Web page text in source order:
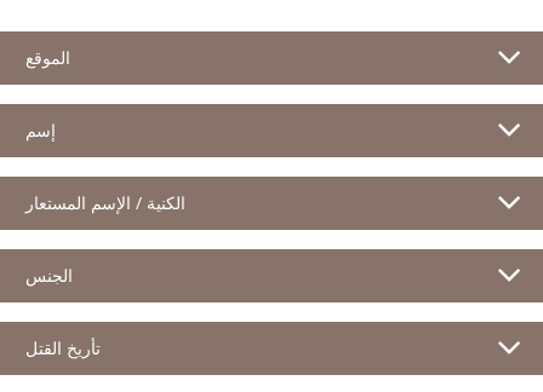
الموقع
إسم
الكنية / الإسم المستعار
الجنس
تأريخ القتل